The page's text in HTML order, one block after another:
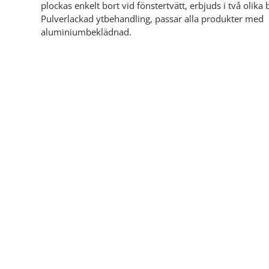
plockas enkelt bort vid fönstertvätt, erbjuds i två olika
Pulverlackad ytbehandling, passar alla produkter med
aluminiumbeklädnad.